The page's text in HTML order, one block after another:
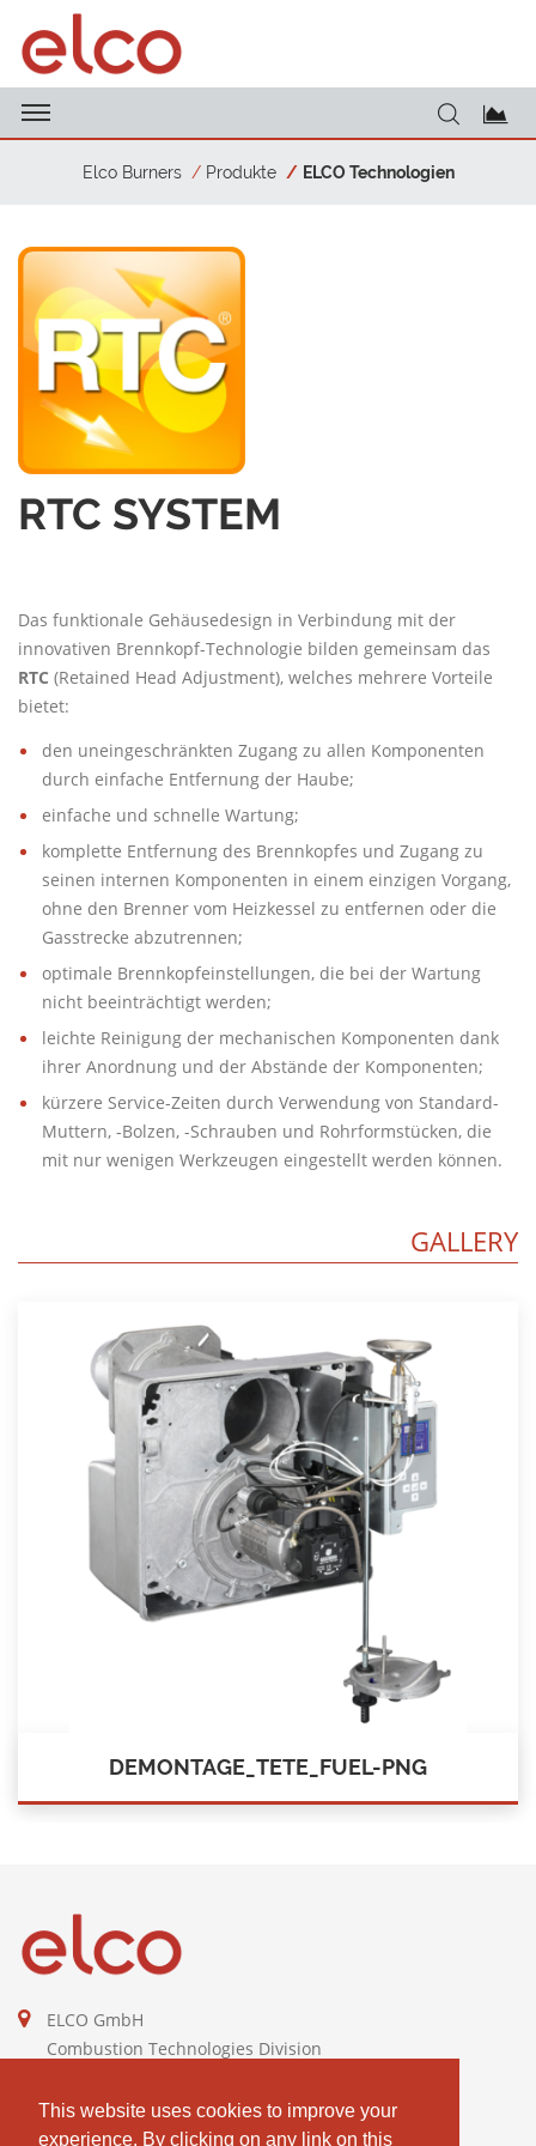
This website uses cookies to improve your
experience. By clicking on any link on this
Elco Burners Produkte ELCO Technologien
RTC SYSTEM
Das funktionale Gehäusedesign in Verbindung mit der
innovativen Brennkopf-Technologie bilden gemeinsam das
RTC (Retained Head Adjustment), welches mehrere Vorteile
bietet:
den uneingeschränkten Zugang zu allen Komponenten
durch einfache Entfernung der Haube;
einfache und schnelle Wartung;
komplette Entfernung des Brennkopfes und Zugang zu
seinen internen Komponenten in einem einzigen Vorgang,
ohne den Brenner vom Heizkessel zu entfernen oder die
Gasstrecke abzutrennen;
optimale Brennkopfeinstellungen, die bei der Wartung
nicht beeinträchtigt werden;
leichte Reinigung der mechanischen Komponenten dank
ihrer Anordnung und der Abstände der Komponenten;
kürzere Service-Zeiten durch Verwendung von Standard-
Muttern, -Bolzen, -Schrauben und Rohrformstücken, die
mit nur wenigen Werkzeugen eingestellt werden können.
GALLERY
DEMONTAGE_TETE_FUEL-PNG
ELCO GmbH
Combustion Technologies Division
DE811544605